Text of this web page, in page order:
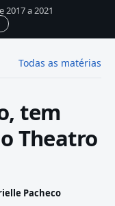
2017 a 2021
Todas as matérias
tem
Theatro
Pacheco